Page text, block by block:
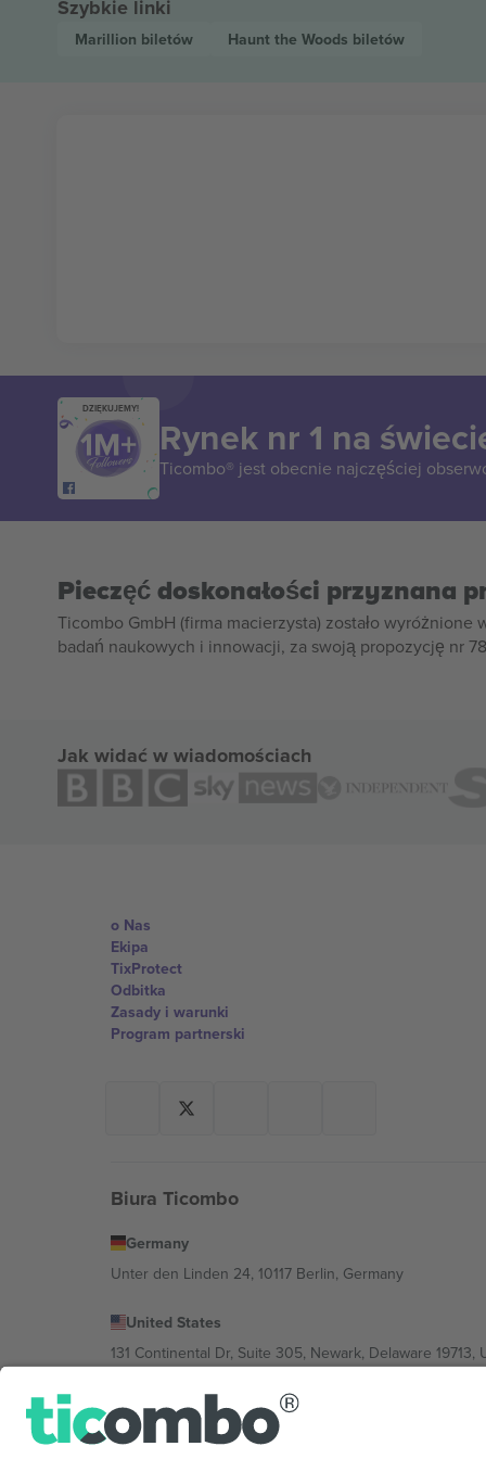
Szybkie linki
Marillion biletów Haunt the Woods biletów
DZIĘKUJEMY!
Rynek nr 1 na
Ticombo® jest obecnie najczęściej
Pieczęć doskonałości przyznana
Ticombo GmbH (firma macierzysta) zostało
badań naukowych i innowacji, za swoją propozycję nr
Jak widać w wiadomościach
o Nas
Ekipa
TixProtect
Odbitka
Zasady i warunki
Program partnerski
Biura Ticombo
Germany
Unter den Linden 24, 10117 Berlin, Germany
United States
131 Continental Dr, Suite 305, Newark, Delaware 19713,
Bulgaria
Regus Sofia City West, bul Totleben 53-55, 1606 Sofia,